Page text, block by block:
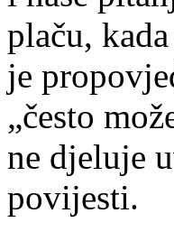
plaču,
je
„često
ne djeluje
povijesti.